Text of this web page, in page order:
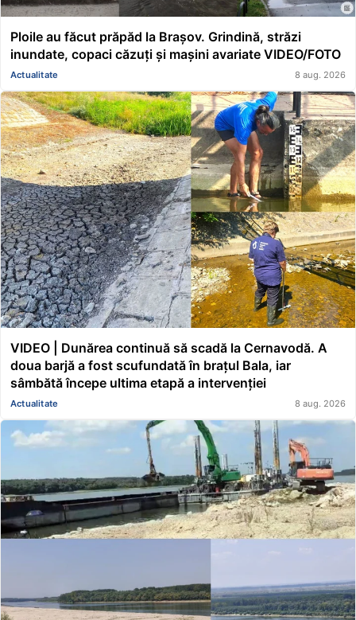
Ploile au făcut prăpăd la Brașov. Grindină, străzi
inundate, copaci căzuți și mașini avariate VIDEO/FOTO
Actualitate 8 aug. 2026
VIDEO | Dunărea continuă să scadă la Cernavodă. A
doua barjă a fost scufundată în brațul Bala, iar
sâmbătă începe ultima etapă a intervenției
Actualitate 8 aug. 2026